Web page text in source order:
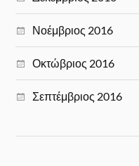
Νοέμβριος 2016
Οκτώβριος 2016
Σεπτέμβριος 2016